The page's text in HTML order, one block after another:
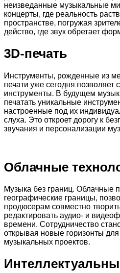
неизведанные музыкальные
концерты, где реальность
пространстве, погружая
действо, где звук обретает
3D-печать
Инструменты, рожденные из
печати уже сегодня позволяет
инструменты. В будущем
печатать уникальные
настроенные под их
слуха. Это откроет дорогу к
звучания и персонализации
Облачные
Музыка без границ. Облачные
географические границы,
продюсерам совместно
редактировать аудио- и
времени. Сотрудничество
открывая новые горизонты
музыкальных проектов.